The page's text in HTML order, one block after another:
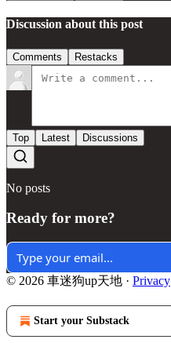
Discussion about this post
Comments Restacks
Top Latest Discussions
No posts
Ready for more?
© 2026 車迷狗up天地 · Privacy
Start your Substack